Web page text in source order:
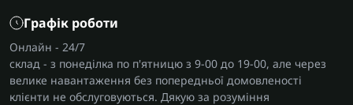
Графік роботи
Онлайн - 24/7
склад - з понеділка по п'ятницю з 9-00 до 19-00, але через
велике навантаження без попередньої домовленості
клієнти не обслуговуються. Дякую за розуміння